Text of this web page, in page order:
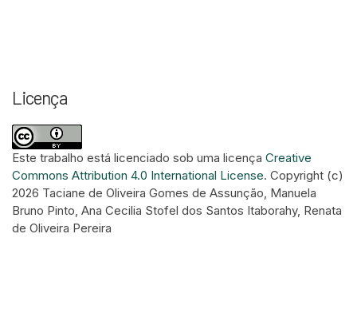
Licença
Este trabalho está licenciado sob uma licença Creative
Commons Attribution 4.0 International License. Copyright (c)
2026 Taciane de Oliveira Gomes de Assunção, Manuela
Bruno Pinto, Ana Cecilia Stofel dos Santos Itaborahy, Renata
de Oliveira Pereira